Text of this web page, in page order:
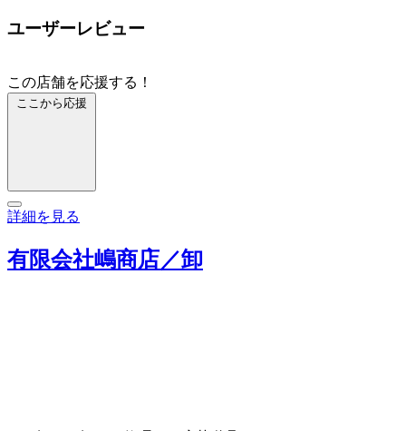
ユーザーレビュー
この店舗を応援する！
ここから応援
詳細を見る
有限会社嶋商店／卸